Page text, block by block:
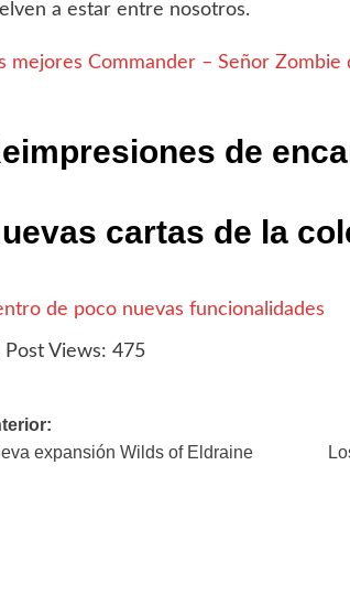
a estar entre nosotros.
mejores Commander – Señor Zombie
de
cartas de la
de poco nuevas funcionalidades
Post Views: 475
expansión Wilds of Eldraine